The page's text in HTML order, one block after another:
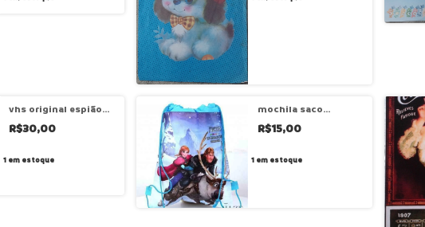
vhs original espião
por acaso
R$30,00
1em estoque
mochila saco
frozen – cód dv282
R$15,00
1 em estoque